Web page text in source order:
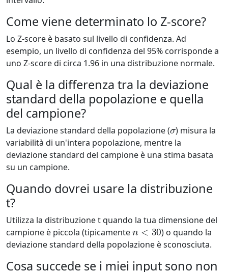
Come viene determinato lo Z-score?
Lo Z-score è basato sul livello di confidenza. Ad
esempio, un livello di confidenza del 95% corrisponde a
uno Z-score di circa 1.96 in una distribuzione normale.
Qual è la differenza tra la deviazione
standard della popolazione e quella
del campione?
La deviazione standard della popolazione ( ) misura la
variabilità di un'intera popolazione, mentre la
deviazione standard del campione è una stima basata
su un campione.
Quando dovrei usare la distribuzione
t?
Utilizza la distribuzione t quando la tua dimensione del
campione è piccola (tipicamente
n< 30
) o quando la
deviazione standard della popolazione è sconosciuta.
Cosa succede se i miei input sono non